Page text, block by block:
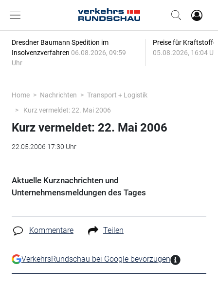
Dresdner Baumann Spedition im
Insolvenzverfahren 06.08.2026, 09:59
Uhr
Preise für
05.08.2026, 16:04
Home Nachrichten
Transport + Logistik
Kurz vermeldet: 22. Mai 2006
Kurz vermeldet: 22. Mai 2006
22.05.2006 17:30 Uhr
Aktuelle Kurznachrichten und
Unternehmensmeldungen des Tages
Kommentare Teilen
VerkehrsRundschau bei Google bevorzugen